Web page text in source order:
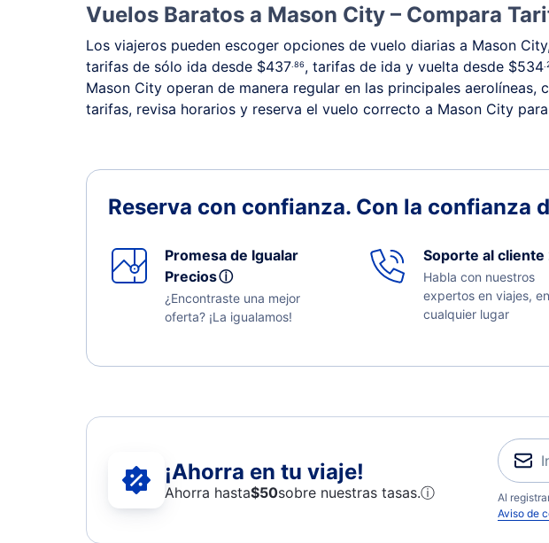
Vuelos Baratos a Mason City – Compara
Los viajeros pueden escoger opciones de vuelo diarias a Mason
tarifas de sólo ida desde $437.86, tarifas de ida y vuelta desde $534
Mason City operan de manera regular en las principales
tarifas, revisa horarios y reserva el vuelo correcto a Mason City
Reserva con confianza. Con la confianza
Promesa de Igualar
Preciosⓘ
¿Encontraste una mejor
oferta? ¡La igualamos!
Soporte al cliente
Habla con nuestros
expertos en viajes, en
cualquier lugar
¡Ahorra en tu viaje!
Ahorra hasta$50sobre nuestras tasas.ⓘ
Al
Aviso de